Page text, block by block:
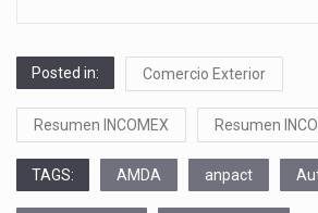
Posted in: Comercio Exterior
Resumen INCOMEX Resumen
TAGS: AMDA anpact